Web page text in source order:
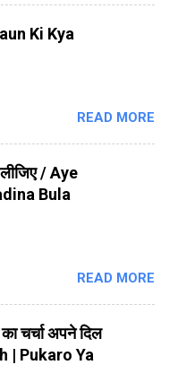
Ki Kya
READ MORE
लीजिए / Aye
Bula
READ MORE
चर्चा अपने दिल
| Pukaro Ya